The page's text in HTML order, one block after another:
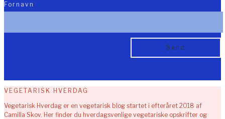
Fornavn
VEGETARISK HVERDAG
Vegetarisk Hverdag er en vegetarisk blog startet i efteråret 2018 af
Camilla Skov. Her finder du hverdagsvenlige vegetariske opskrifter og